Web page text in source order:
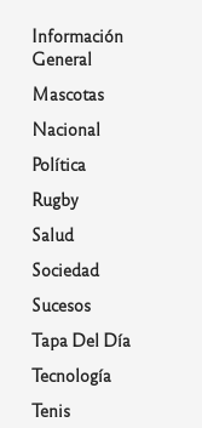
Información
General
Mascotas
Nacional
Política
Rugby
Salud
Sociedad
Sucesos
Tapa Del Día
Tecnología
Tenis